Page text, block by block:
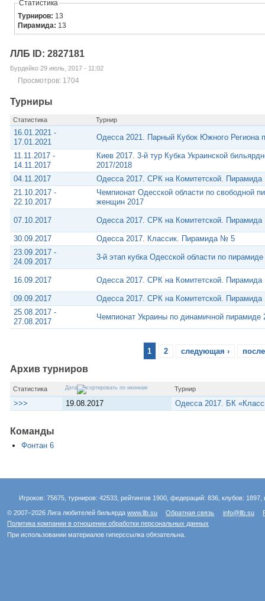
Статистика
Турниров: 13
Пирамида: 13
ЛЛБ ID: 2827181
Бурдейко 29 июль, 2017 - 11:02
Просмотров: 1704
Турниры
Статистика Турнир
16.01.2021 -
17.01.2021
Одесса 2021. Парный Кубок Южного Региона
11.11.2017 -
14.11.2017
Киев 2017. 3-й тур Кубка Украинской
2017/2018
04.11.2017
Одесса 2017. СРК на Комитетской.
21.10.2017 -
22.10.2017
Чемпионат Одесской области по свободной
женщин 2017
07.10.2017 Одесса 2017. СРК на Комитетской.
30.09.2017
Одесса 2017. Классик. Пирамида № 5
23.09.2017 -
24.09.2017
3-й этап кубка Одесской области по
16.09.2017 Одесса 2017. СРК на Комитетской.
09.09.2017
Одесса 2017. СРК на Комитетской.
25.08.2017 -
27.08.2017
Чемпионат Украины по динамичной пирамиде
1 2 следующая ›
Архив турниров
Статистика Дата Турнир
>>> 19.08.2017 Одесса 2017. БК
Команды
Фонтан 6
Игроков: 75675, турниров: 42533, рейтингов 1900, федераций: 836, клубов:
© 2007–2026 Лига любителей бильярдаwww.llb.su Обратная связь info@llb.su
Политика компании в отношении обработки персональных данных
При использовании материалов гиперссылка обязательна.